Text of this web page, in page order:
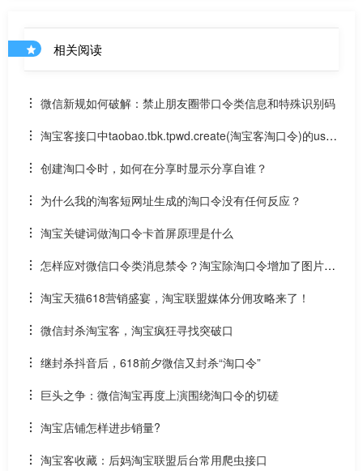
相关阅读
微信新规如何破解：禁止朋友圈带口令类信息和特殊识别码
淘宝客接口中taobao.tbk.tpwd.create(淘宝客淘口令)的user
_id参数（userid）在哪取得？
创建淘口令时，如何在分享时显示分享自谁？
为什么我的淘客短网址生成的淘口令没有任何反应？
淘宝关键词做淘口令卡首屏原理是什么
怎样应对微信口令类消息禁令？淘宝除淘口令增加了图片分
享功能
淘宝天猫618营销盛宴，淘宝联盟媒体分佣攻略来了！
微信封杀淘宝客，淘宝疯狂寻找突破口
继封杀抖音后，618前夕微信又封杀“淘口令”
巨头之争：微信淘宝再度上演围绕淘口令的切磋
淘宝店铺怎样进步销量?
淘宝客收藏：后妈淘宝联盟后台常用爬虫接口